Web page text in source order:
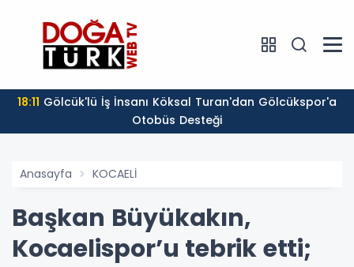
18:11
Otobüs Desteği
Anasayfa KOCAELİ
Başkan Büyükakın,
Kocaelispor’u tebrik etti;